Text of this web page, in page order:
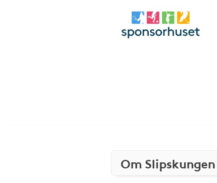
Om Slipskungen